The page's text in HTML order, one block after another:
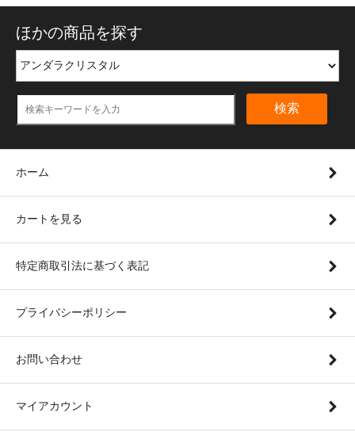
ほかの商品を探す
検索
ホーム
カートを見る
特定商取引法に基づく表記
プライバシーポリシー
お問い合わせ
マイアカウント